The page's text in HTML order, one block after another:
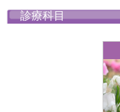
診療科目